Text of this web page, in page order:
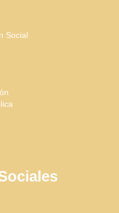
Social